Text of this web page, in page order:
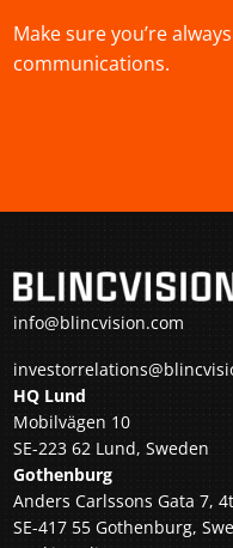
Make sure you’re
communications.
info@blincvision.com
HQ Lund
Mobilvägen 10
SE-223 62 Lund, Sweden
Gothenburg
Anders Carlssons Gata 7,
SE-417 55 Gothenburg,